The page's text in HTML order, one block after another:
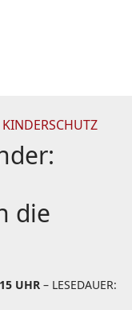
die
UHR – LESEDAUER: